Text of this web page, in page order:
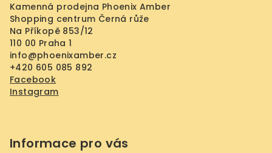
Kamenná prodejna Phoenix Amber
Shopping centrum Černá růže
Na Příkopě 853/12
110 00 Praha 1
info@phoenixamber.cz
+420 605 085 892
Facebook
Instagram
Informace pro vás